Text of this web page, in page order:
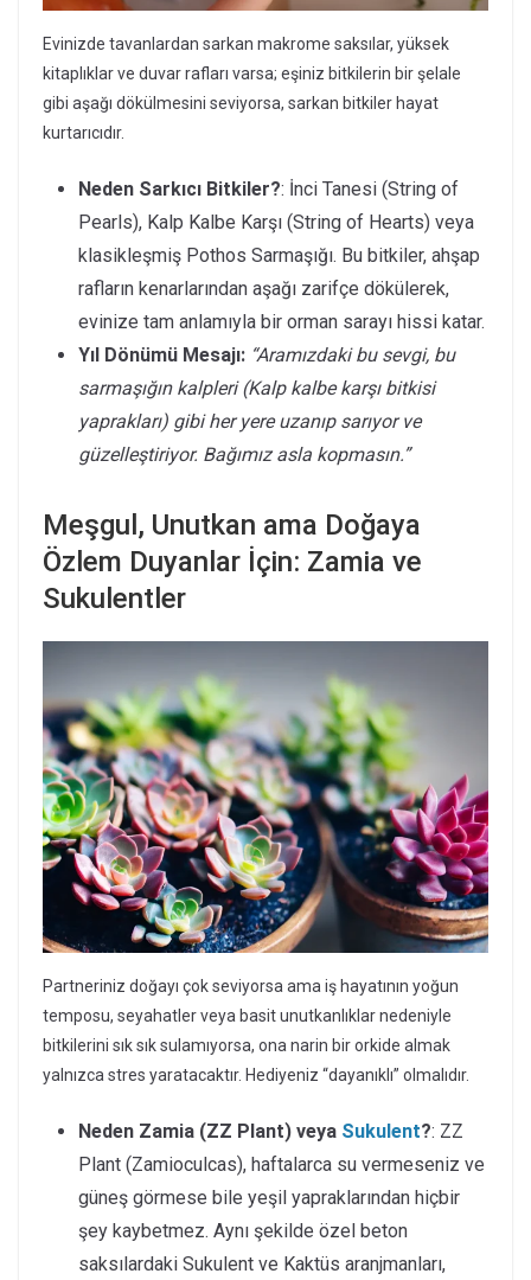
Evinizde tavanlardan sarkan makrome saksılar, yüksek
kitaplıklar ve duvar rafları varsa; eşiniz bitkilerin bir şelale
gibi aşağı dökülmesini seviyorsa, sarkan bitkiler hayat
kurtarıcıdır.
Neden Sarkıcı Bitkiler?: İnci Tanesi (String of
Pearls), Kalp Kalbe Karşı (String of Hearts) veya
klasikleşmiş Pothos Sarmaşığı. Bu bitkiler, ahşap
rafların kenarlarından aşağı zarifçe dökülerek,
evinize tam anlamıyla bir orman sarayı hissi katar.
Yıl Dönümü Mesajı: “Aramızdaki bu sevgi, bu
sarmaşığın kalpleri (Kalp kalbe karşı bitkisi
yaprakları) gibi her yere uzanıp sarıyor ve
güzelleştiriyor. Bağımız asla kopmasın.”
Meşgul, Unutkan ama Doğaya
Özlem Duyanlar İçin: Zamia ve
Sukulentler
Partneriniz doğayı çok seviyorsa ama iş hayatının yoğun
temposu, seyahatler veya basit unutkanlıklar nedeniyle
bitkilerini sık sık sulamıyorsa, ona narin bir orkide almak
yalnızca stres yaratacaktır. Hediyeniz “dayanıklı” olmalıdır.
Neden Zamia (ZZ Plant) veya Sukulent?: ZZ
Plant (Zamioculcas), haftalarca su vermeseniz ve
güneş görmese bile yeşil yapraklarından hiçbir
şey kaybetmez. Aynı şekilde özel beton
saksılardaki Sukulent ve Kaktüs aranjmanları,